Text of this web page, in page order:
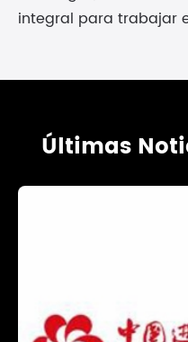
integral para trabajar
Últimas